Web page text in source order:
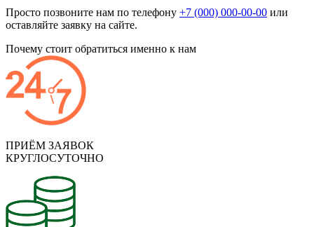
Просто позвоните нам по телефону +7 (000) 000-00-00 или
оставляйте заявку на сайте.
Почему стоит обратиться именно к нам
ПРИЁМ ЗАЯВОК
КРУГЛОСУТОЧНО